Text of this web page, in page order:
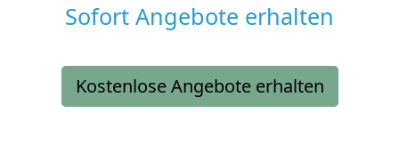
Sofort Angebote erhalten
Kostenlose Angebote erhalten